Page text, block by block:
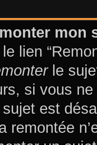
mon
lien
le
si vous
est
remontée